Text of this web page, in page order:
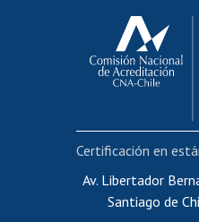
Cursos
Portal de
Certificado de
Av. Libertador
Santiago de
Certificación en